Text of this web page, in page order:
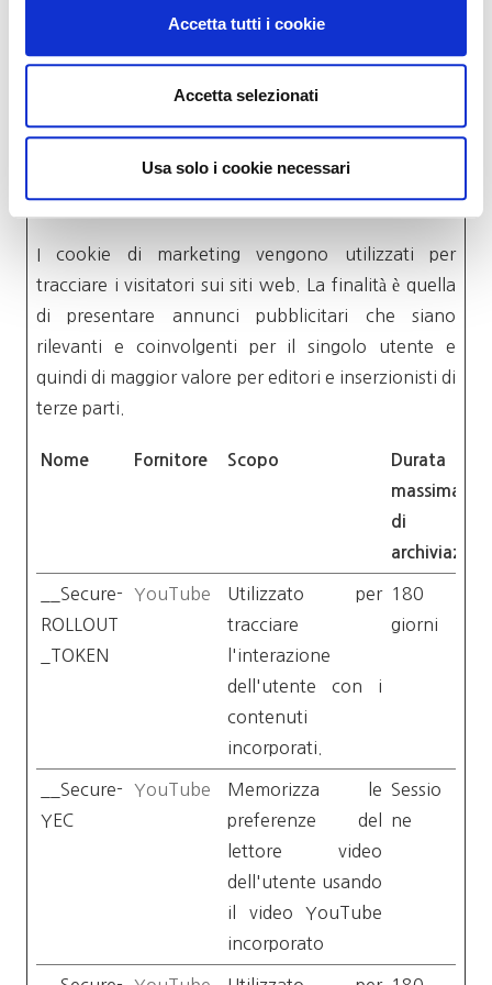
Accetta tutti i cookie
Accetta selezionati
Usa solo i cookie necessari
cookie è
sul sito web.
Marketing (16)
I cookie di marketing vengono utilizzati per
tracciare i visitatori sui siti web. La finalità è quella
di presentare annunci pubblicitari che siano
rilevanti e coinvolgenti per il singolo utente e
quindi di maggior valore per editori e inserzionisti di
terze parti.
Nome Fornitore Scopo
Durata
massima
di
__Secure-
ROLLOUT
_TOKEN
YouTube
Utilizzato per
tracciare
l'interazione
dell'utente con i
contenuti
incorporati.
180
giorni
__Secure-
YEC
YouTube
Memorizza le
preferenze del
lettore video
dell'utente usando
il video YouTube
incorporato
Sessio
ne